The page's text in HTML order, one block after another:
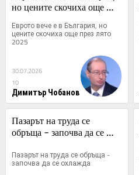
но цените скочиха още
Еврото вече е в България, но
цените скочиха още през лято
2025
30.07.2026
10
Димитър Чобанов
Пазарът на труда се
обръща - започва да се
Пазарът на труда се обръща -
започва да се охлажда